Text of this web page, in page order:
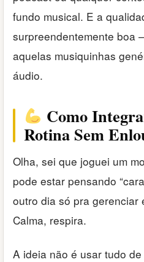
fundo musical. E a
surpreendentemente boa
aquelas musiquinhas
áudio.
Como
Rotina Sem
Olha, sei que joguei um
pode estar pensando
outro dia só pra gerenciar
Calma, respira.
A ideia não é usar tudo